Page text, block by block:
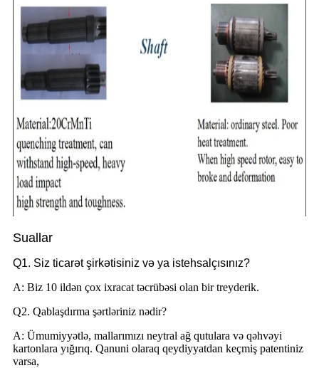
Suallar
Q1. Siz ticarət şirkətisiniz və ya istehsalçısınız?
A: Biz 10 ildən çox ixracat təcrübəsi olan bir treyderik.
Q2. Qablaşdırma şərtləriniz nədir?
A: Ümumiyyətlə, mallarımızı neytral ağ qutulara və qəhvəyi
kartonlara yığırıq. Qanuni olaraq qeydiyyatdan keçmiş patentiniz
varsa,